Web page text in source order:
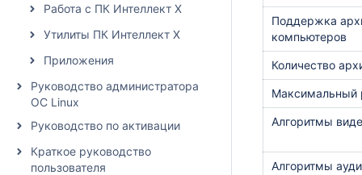
Работа с ПК Интеллект X
Утилиты ПК Интеллект X
Приложения
Руководство администратора
ОС Linux
Руководство по активации
Краткое руководство
пользователя
Поддержка
компьютеров
Количество
Максимальный
Алгоритмы
Алгоритмы